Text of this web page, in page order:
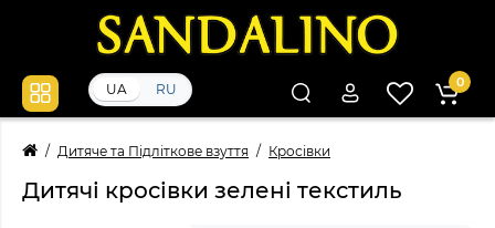
UA RU 0
Дитяче та Підліткове взуття Кросівки
Дитячі кросівки зелені текстиль